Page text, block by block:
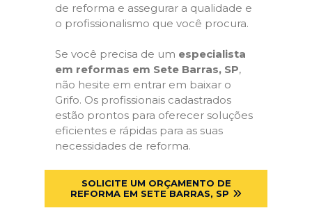
de reforma e assegurar a qualidade e
o profissionalismo que você procura.
Se você precisa de um especialista
em reformas em Sete Barras, SP,
não hesite em entrar em baixar o
Grifo. Os profissionais cadastrados
estão prontos para oferecer soluções
eficientes e rápidas para as suas
necessidades de reforma.
SOLICITE UM ORÇAMENTO DE
REFORMA EM SETE BARRAS, SP